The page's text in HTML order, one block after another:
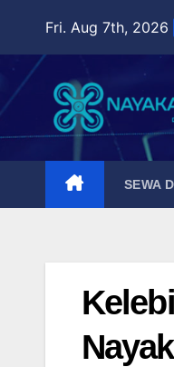
content
Fri. Aug 7th, 2026
SEWA